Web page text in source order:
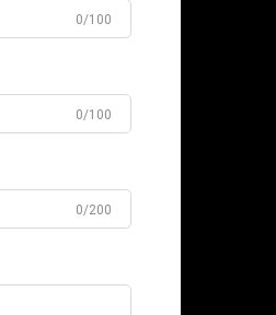
0/100
0/100
0/200